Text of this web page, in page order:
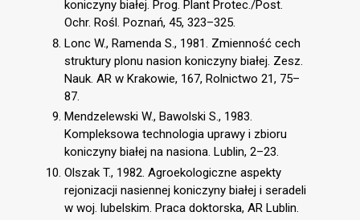
koniczyny białej. Prog. Plant Protec./Post.
Ochr. Rośl. Poznań, 45, 323–325.
Lonc W., Ramenda S., 1981. Zmienność cech
struktury plonu nasion koniczyny białej. Zesz.
Nauk. AR w Krakowie, 167, Rolnictwo 21, 75–
87.
Mendzelewski W., Bawolski S., 1983.
Kompleksowa technologia uprawy i zbioru
koniczyny białej na nasiona. Lublin, 2–23.
Olszak T., 1982. Agroekologiczne aspekty
rejonizacji nasiennej koniczyny białej i seradeli
w woj. lubelskim. Praca doktorska, AR Lublin.